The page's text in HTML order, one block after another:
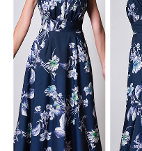
、自分らしく、美しく。-
ンピース
エレガンスをひとさじー
エット。 夏の視線を独り占めする